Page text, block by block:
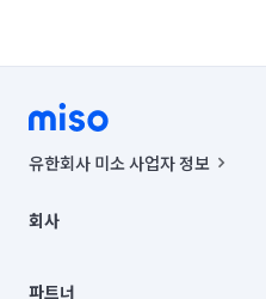
유한회사 미소 사업자 정보
00019 |
주소 | 본사: 서울특별시 종로구 율
회사
채용
파트너